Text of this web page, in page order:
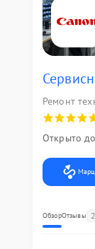
Ремонт
Открыто
ОбзорОтзывы